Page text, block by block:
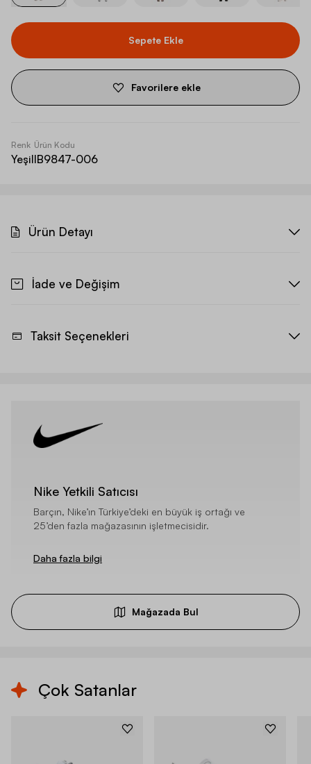
Sepete Ekle
Favorilere ekle
Renk
Yeşil
Ürün Kodu
IB9847-006
Ürün Detayı
İade ve Değişim
Taksit Seçenekleri
Nike Yetkili Satıcısı
Barçın, Nike’ın Türkiye’deki en büyük iş ortağı ve
25’den fazla mağazasının işletmecisidir.
Daha fazla bilgi
Mağazada Bul
Çok Satanlar